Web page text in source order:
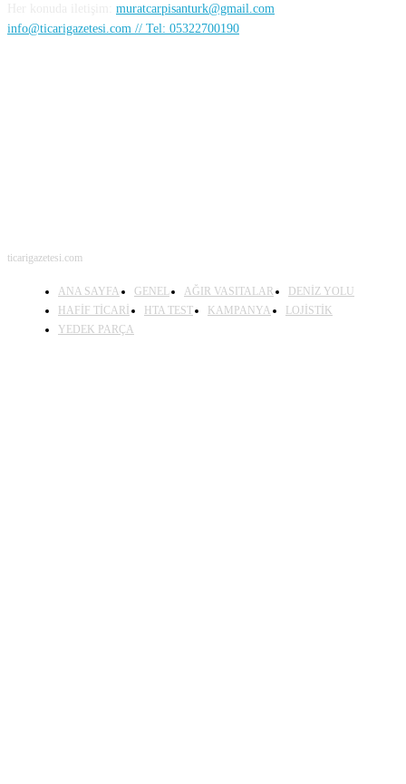
muratcarpisanturk@gmail.com
info@ticarigazetesi.com // Tel: 05322700190
ticarigazetesi.com
ANA SAYFA GENEL AĞIR VASITALAR
DENİZ YOLU
HAFİF TİCARİ
HTA TEST KAMPANYA
LOJİSTİK
YEDEK PARÇA